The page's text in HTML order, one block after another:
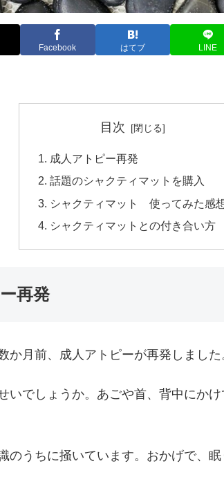
Facebook はてブ LINE
目次
成人アトピー再発
話題のシャクティマットを購入
シャクティマット 使ってみた感
シャクティマットとの付き合い方
再発
か月前、成人アトピーが再発しました
いでしょうか。あごや首、背中にか
のうちに掻いています。おかげで、